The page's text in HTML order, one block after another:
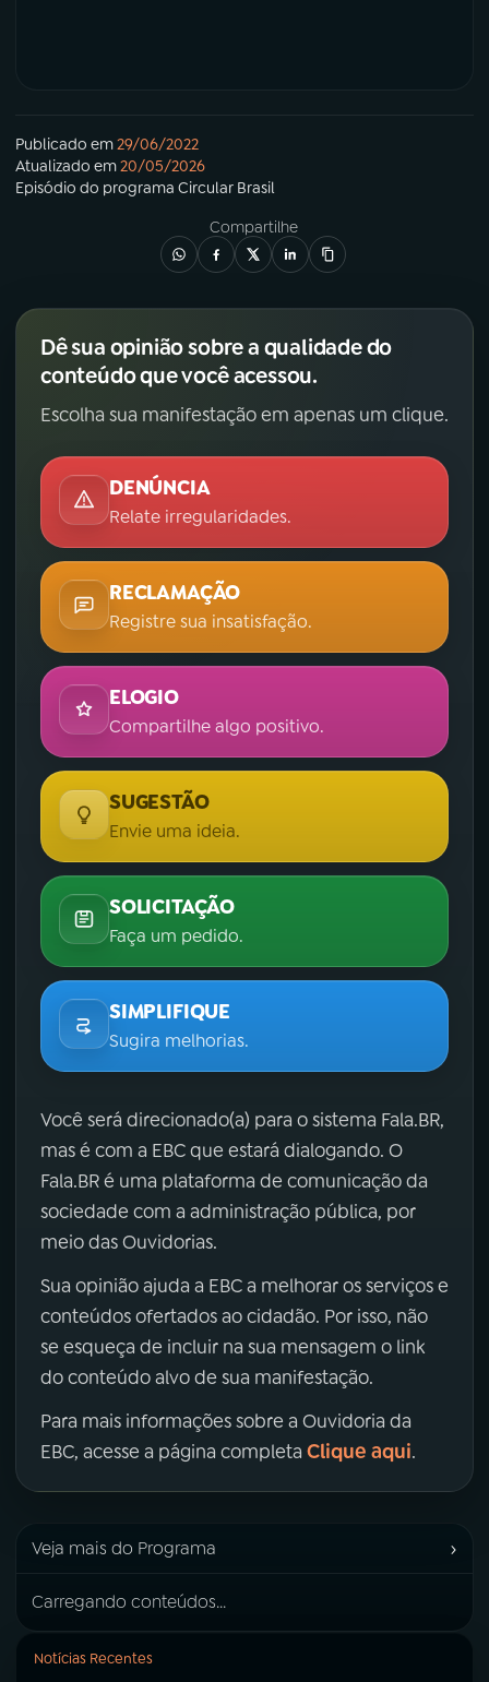
Publicado em29/06/2022
Atualizado em20/05/2026
Episódio do programa Circular Brasil
Compartilhe
Dê sua opinião sobre a qualidade do
conteúdo que você acessou.
Escolha sua manifestação em apenas um clique.
DENÚNCIA
Relate irregularidades.
RECLAMAÇÃO
Registre sua insatisfação.
ELOGIO
Compartilhe algo positivo.
SUGESTÃO
Envie uma ideia.
SOLICITAÇÃO
Faça um pedido.
SIMPLIFIQUE
Sugira melhorias.
Você será direcionado(a) para o sistema Fala.BR,
mas é com a EBC que estará dialogando. O
Fala.BR é uma plataforma de comunicação da
sociedade com a administração pública, por
meio das Ouvidorias.
Sua opinião ajuda a EBC a melhorar os serviços e
conteúdos ofertados ao cidadão. Por isso, não
se esqueça de incluir na sua mensagem o link
do conteúdo alvo de sua manifestação.
Para mais informações sobre a Ouvidoria da
EBC, acesse a página completa Clique aqui.
Veja mais do Programa ›
Carregando conteúdos...
Notícias Recentes